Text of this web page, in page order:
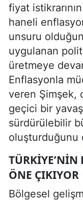
fiyat
haneli
unsuru
uygulanan
üretmeye
Enflasyonla
veren Şimşek,
geçici bir
sürdürülebilir
oluşturduğunu
TÜRKIYE’NIN
ÖNE ÇIKIYOR
Bölgesel